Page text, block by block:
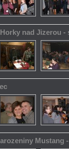
nad Jizerou -
Mustang